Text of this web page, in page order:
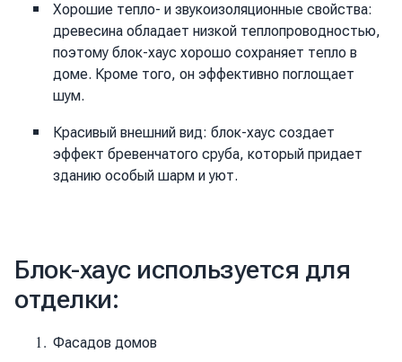
Хорошие тепло- и звукоизоляционные свойства:
древесина обладает низкой теплопроводностью,
поэтому блок-хаус хорошо сохраняет тепло в
доме. Кроме того, он эффективно поглощает
шум.
Красивый внешний вид: блок-хаус создает
эффект бревенчатого сруба, который придает
зданию особый шарм и уют.
Блок-хаус используется для
отделки:
Фасадов домов